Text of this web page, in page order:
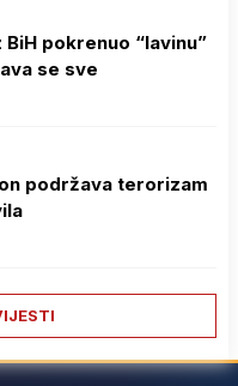
BiH pokrenuo “lavinu”
se sve
podržava terorizam